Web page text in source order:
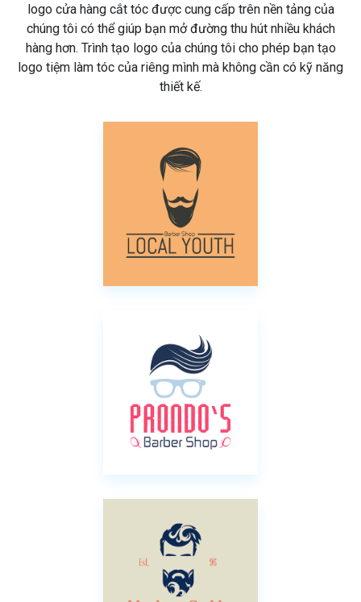
logo cửa hàng cắt tóc được cung cấp trên nền tảng của
chúng tôi có thể giúp bạn mở đường thu hút nhiều khách
hàng hơn. Trình tạo logo của chúng tôi cho phép bạn tạo
logo tiệm làm tóc của riêng mình mà không cần có kỹ năng
thiết kế.